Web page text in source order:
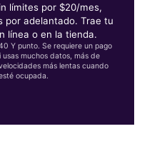
límites por $20/mes,
por adelantado. Trae tu
línea o en la tienda.
Y punto. Se requiere un pago
muchos datos, más de
más lentas cuando
ocupada.